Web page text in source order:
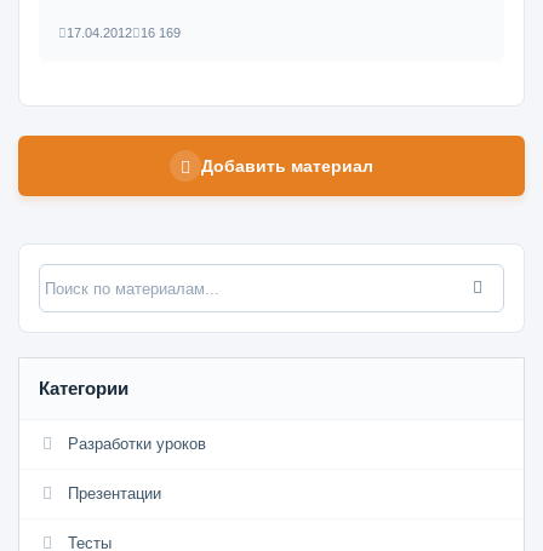
17.04.2012 16 169
Добавить материал
Категории
Разработки уроков
Презентации
Тесты